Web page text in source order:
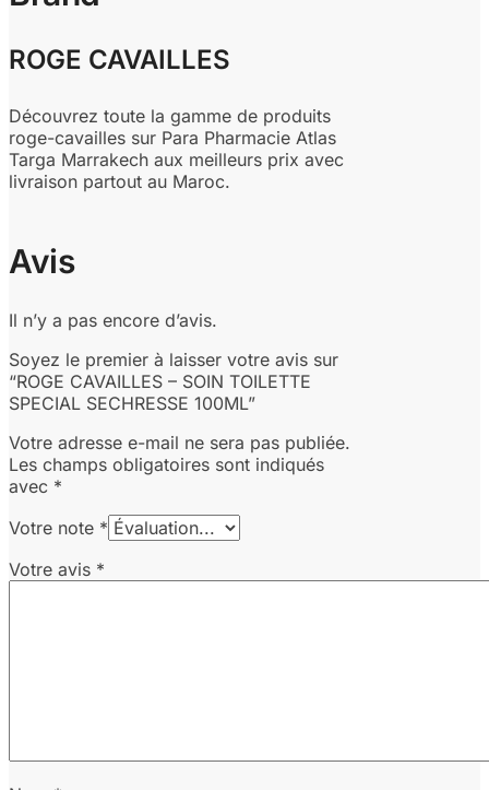
ROGE CAVAILLES
Découvrez toute la gamme de produits
roge-cavailles sur Para Pharmacie Atlas
Targa Marrakech aux meilleurs prix avec
livraison partout au Maroc.
Avis
Il n’y a pas encore d’avis.
Soyez le premier à laisser votre avis sur
“ROGE CAVAILLES – SOIN TOILETTE
SPECIAL SECHRESSE 100ML”
Votre adresse e-mail ne sera pas publiée.
Les champs obligatoires sont indiqués
avec *
Votre note *
Votre avis *